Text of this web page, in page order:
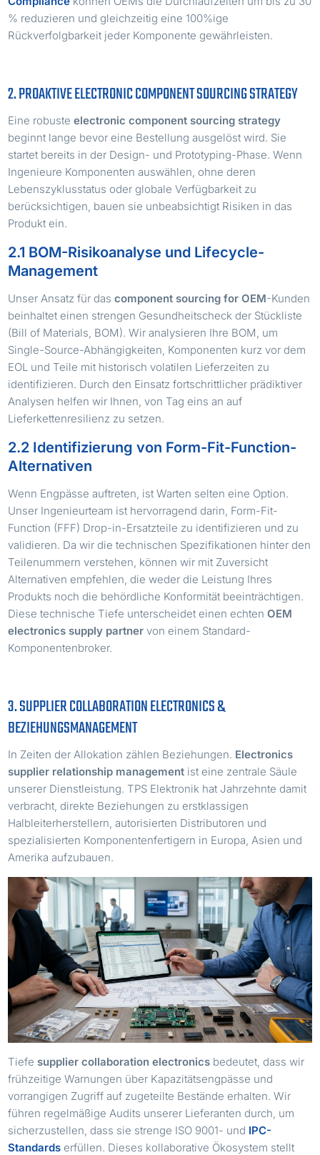
% reduzieren und gleichzeitig eine 100%ige
Rückverfolgbarkeit jeder Komponente gewährleisten.
2. PROAKTIVE ELECTRONIC COMPONENT SOURCING STRATEGY
Eine robusteelectronic component sourcing strategy
beginnt lange bevor eine Bestellung ausgelöst wird. Sie
startet bereits in der Design- und Prototyping-Phase. Wenn
Ingenieure Komponenten auswählen, ohne deren
Lebenszyklusstatus oder globale Verfügbarkeit zu
berücksichtigen, bauen sie unbeabsichtigt Risiken in das
Produkt ein.
2.1 BOM-Risikoanalyse und Lifecycle-
Management
Unser Ansatz für dascomponent sourcing for OEM-Kunden
beinhaltet einen strengen Gesundheitscheck der Stückliste
(Bill of Materials, BOM). Wir analysieren Ihre BOM, um
Single-Source-Abhängigkeiten, Komponenten kurz vor dem
EOL und Teile mit historisch volatilen Lieferzeiten zu
identifizieren. Durch den Einsatz fortschrittlicher prädiktiver
Analysen helfen wir Ihnen, von Tag eins an auf
Lieferkettenresilienz zu setzen.
2.2 Identifizierung von Form-Fit-Function-
Alternativen
Wenn Engpässe auftreten, ist Warten selten eine Option.
Unser Ingenieurteam ist hervorragend darin, Form-Fit-
Function (FFF) Drop-in-Ersatzteile zu identifizieren und zu
validieren. Da wir die technischen Spezifikationen hinter den
Teilenummern verstehen, können wir mit Zuversicht
Alternativen empfehlen, die weder die Leistung Ihres
Produkts noch die behördliche Konformität beeinträchtigen.
Diese technische Tiefe unterscheidet einen echtenOEM
electronics supply partner von einem Standard-
Komponentenbroker.
3. SUPPLIER COLLABORATION ELECTRONICS &
BEZIEHUNGSMANAGEMENT
In Zeiten der Allokation zählen Beziehungen. Electronics
supplier relationship management ist eine zentrale Säule
unserer Dienstleistung. TPS Elektronik hat Jahrzehnte damit
verbracht, direkte Beziehungen zu erstklassigen
Halbleiterherstellern, autorisierten Distributoren und
spezialisierten Komponentenfertigern in Europa, Asien und
Amerika aufzubauen.
Tiefe supplier collaboration electronics bedeutet, dass wir
frühzeitige Warnungen über Kapazitätsengpässe und
vorrangigen Zugriff auf zugeteilte Bestände erhalten. Wir
führen regelmäßige Audits unserer Lieferanten durch, um
sicherzustellen, dass sie strenge ISO 9001- und IPC-
Standards erfüllen. Dieses kollaborative Ökosystem stellt